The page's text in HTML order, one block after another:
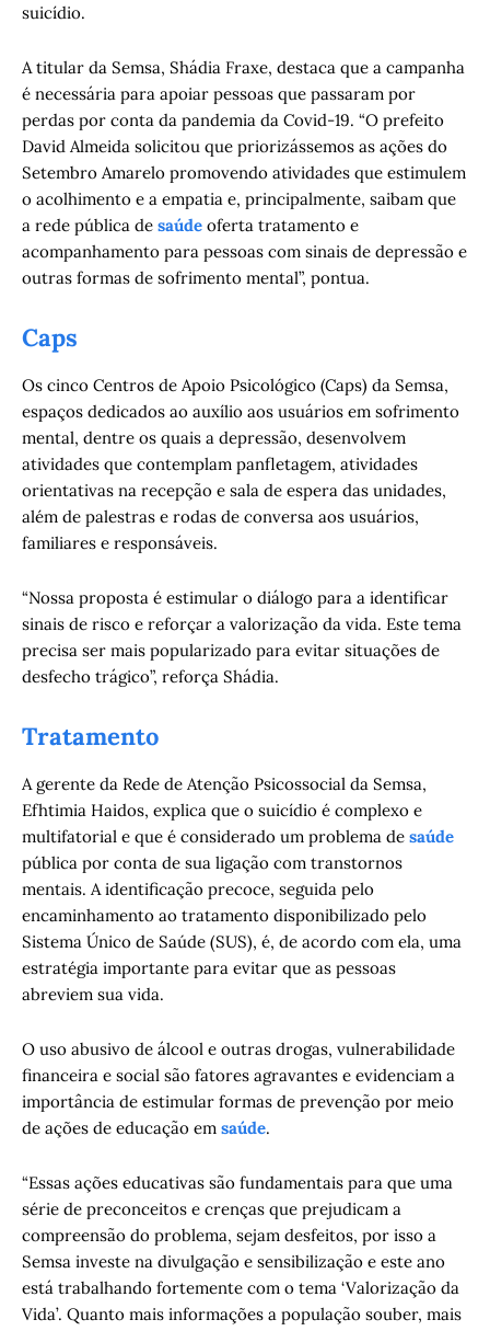
suicídio.
A titular da Semsa, Shádia Fraxe, destaca que a campanha
é necessária para apoiar pessoas que passaram por
perdas por conta da pandemia da Covid-19. “O prefeito
David Almeida solicitou que priorizássemos as ações do
Setembro Amarelo promovendo atividades que estimulem
o acolhimento e a empatia e, principalmente, saibam que
a rede pública de saúde oferta tratamento e
acompanhamento para pessoas com sinais de depressão e
outras formas de sofrimento mental”, pontua.
Caps
Os cinco Centros de Apoio Psicológico (Caps) da Semsa,
espaços dedicados ao auxílio aos usuários em sofrimento
mental, dentre os quais a depressão, desenvolvem
atividades que contemplam panfletagem, atividades
orientativas na recepção e sala de espera das unidades,
além de palestras e rodas de conversa aos usuários,
familiares e responsáveis.
“Nossa proposta é estimular o diálogo para a identificar
sinais de risco e reforçar a valorização da vida. Este tema
precisa ser mais popularizado para evitar situações de
desfecho trágico”, reforça Shádia.
Tratamento
A gerente da Rede de Atenção Psicossocial da Semsa,
Efhtimia Haidos, explica que o suicídio é complexo e
multifatorial e que é considerado um problema de saúde
pública por conta de sua ligação com transtornos
mentais. A identificação precoce, seguida pelo
encaminhamento ao tratamento disponibilizado pelo
Sistema Único de Saúde (SUS), é, de acordo com ela, uma
estratégia importante para evitar que as pessoas
abreviem sua vida.
O uso abusivo de álcool e outras drogas, vulnerabilidade
financeira e social são fatores agravantes e evidenciam a
importância de estimular formas de prevenção por meio
de ações de educação em saúde.
“Essas ações educativas são fundamentais para que uma
série de preconceitos e crenças que prejudicam a
compreensão do problema, sejam desfeitos, por isso a
Semsa investe na divulgação e sensibilização e este ano
está trabalhando fortemente com o tema ‘Valorização da
Vida’. Quanto mais informações a população souber, mais